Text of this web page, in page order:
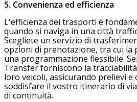
5. Convenienza ed efficienza
L'efficienza dei trasporti è
quando si naviga in una città
Scegliete un servizio di
opzioni di prenotazione, tra cui la
una programmazione flessibile.
Transfer forniscono la
loro veicoli, assicurando prelievi
soddisfare il vostro itinerario di
di continuità.